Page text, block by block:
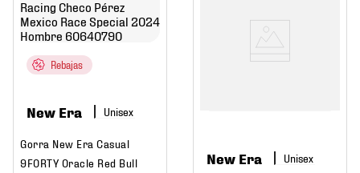
Rebajas
New Era
Gorra New Era Casual
9FORTY Oracle Red Bull
New Era